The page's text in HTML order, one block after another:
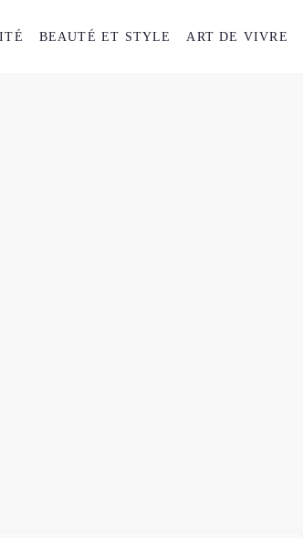
BEAUTÉ ET STYLE ART DE VIVRE